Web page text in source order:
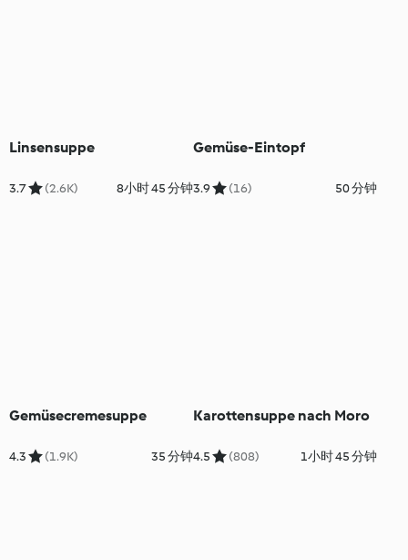
Linsensuppe
3.7 (2.6K) 8小时 45 分钟
Gemüse-Eintopf
3.9 (16) 50 分钟
Gemüsecremesuppe
4.3 (1.9K) 35 分钟
Karottensuppe nach Moro
4.5 (808) 1小时 45 分钟